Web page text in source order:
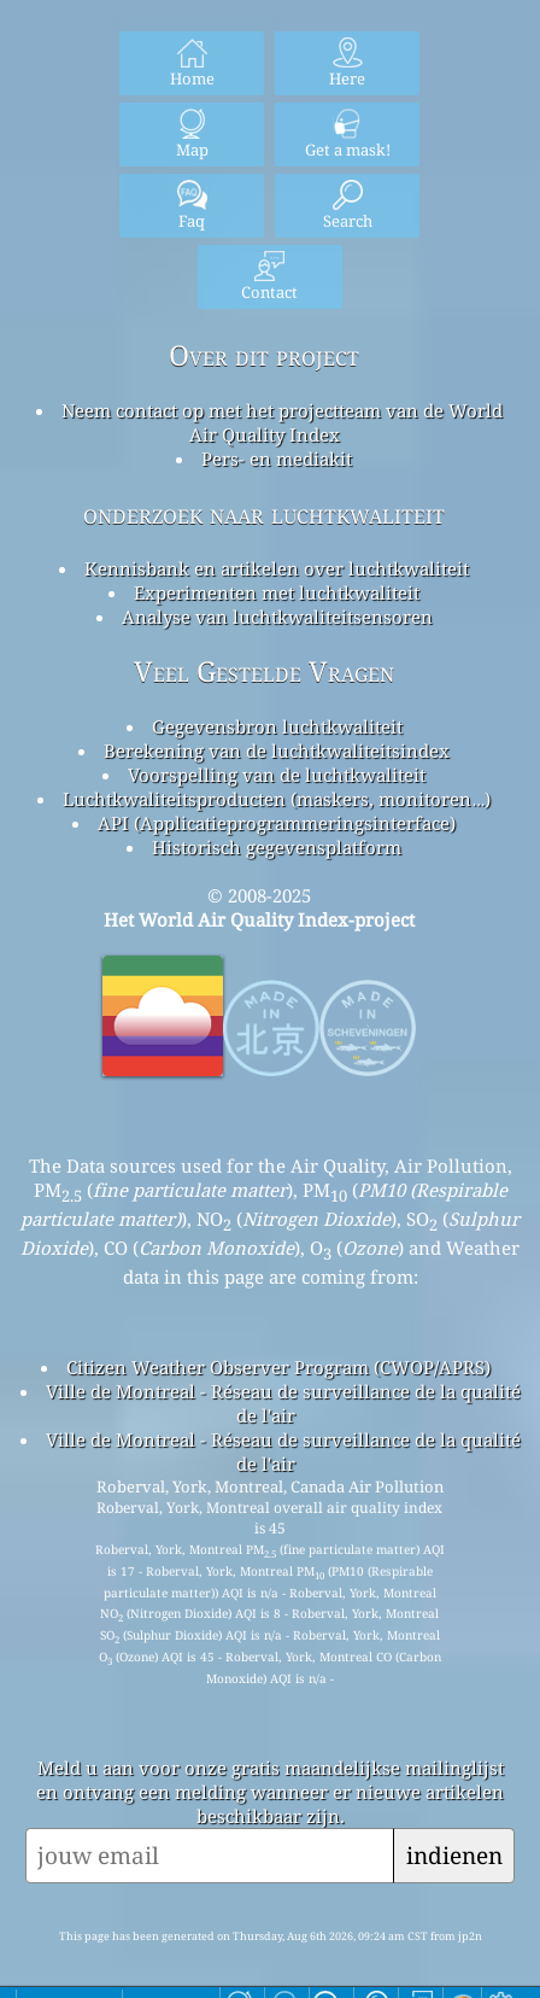
Home Here
Map Get a mask!
Faq Search
Contact
Over dit project
Neem contact op met het projectteam van de World
Air Quality Index
Pers- en mediakit
onderzoek naar luchtkwaliteit
Kennisbank en artikelen over luchtkwaliteit
Experimenten met luchtkwaliteit
Analyse van luchtkwaliteitsensoren
Veel Gestelde Vragen
Gegevensbron luchtkwaliteit
Berekening van de luchtkwaliteitsindex
Voorspelling van de luchtkwaliteit
Luchtkwaliteitsproducten (maskers, monitoren…)
API (Applicatieprogrammeringsinterface)
Historisch gegevensplatform
© 2008-2025
Het World Air Quality Index-project
The Data sources used for the Air Quality, Air Pollution,
PM2.5 (fine particulate matter), PM10(PM10 (Respirable
particulate matter)), NO2 (Nitrogen Dioxide), SO2 (Sulphur
Dioxide), CO (Carbon Monoxide), O3 (Ozone) and Weather
data in this page are coming from:
Citizen Weather Observer Program (CWOP/APRS)
Ville de Montreal - Réseau de surveillance de la qualité
de l'air
Ville de Montreal - Réseau de surveillance de la qualité
de l'air
Roberval, York, Montreal, Canada Air Pollution
Roberval, York, Montreal overall air quality index
is 45
Roberval, York, Montreal PM2.5(fine particulate matter) AQI
is 17 - Roberval, York, Montreal PM10(PM10 (Respirable
particulate matter)) AQI is n/a - Roberval, York, Montreal
NO2 (Nitrogen Dioxide) AQI is 8 - Roberval, York, Montreal
SO2(Sulphur Dioxide) AQI is n/a - Roberval, York, Montreal
O3(Ozone) AQI is 45 - Roberval, York, Montreal CO (Carbon
Monoxide) AQI is n/a -
Meld u aan voor onze gratis maandelijkse mailinglijst
en ontvang een melding wanneer er nieuwe artikelen
beschikbaar zijn.
indienen
This page has been generated on Thursday, Aug 6th 2026, 09:24 am CST from jp2n